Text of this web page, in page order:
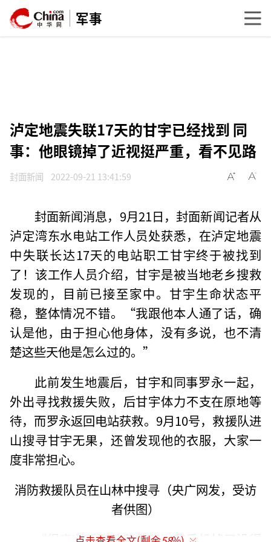
军事
泸定地震失联17天的甘宇已经找到 同
事：他眼镜掉了近视挺严重，看不见路
封面新闻 2022-09-21 13:41:59
封面新闻消息，9月21日，封面新闻记者从
泸定湾东水电站工作人员处获悉，在泸定地震
中失联长达17天的电站职工甘宇终于被找到
了！该工作人员介绍，甘宇是被当地老乡搜救
发现的，目前已接至家中。甘宇生命状态平
稳，整体情况不错。“我跟他本人通了话，确
认是他，由于担心他身体，没有多说，也不清
楚这些天他是怎么过的。”
此前发生地震后，甘宇和同事罗永一起，
外出寻找救援失败，后甘宇体力不支在原地等
待，而罗永返回电站获救。9月10号，救援队进
山搜寻甘宇无果，还曾发现他的衣服，大家一
度非常担心。
消防救援队员在山林中搜寻（央广网发，受访
者供图）